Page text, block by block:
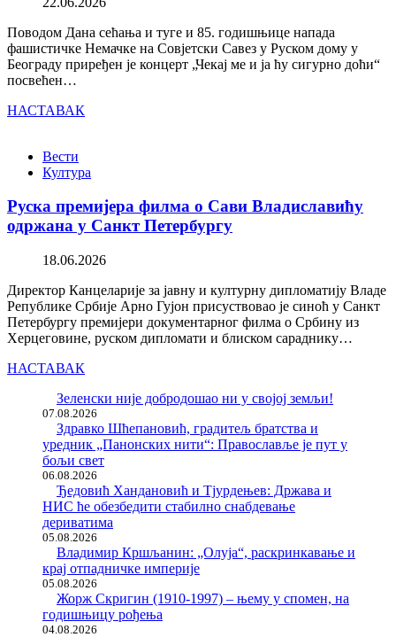
Поводом Дана сећања и туге и 85. годишњице напада
фашистичке Немачке на Совјетски Савез у Руском дому у
Београду приређен је концерт „Чекај ме и ја ћу сигурно доћи“
посвећен…
НАСТАВАК
Вести
Култура
Руска премијера филма о Сави Владиславићу
одржана у Санкт Петербургу
18.06.2026
Директор Канцеларије за јавну и културну дипломатију Владе
Републике Србије Арно Гујон присуствовао је синоћ у Санкт
Петербургу премијери документарног филма о Србину из
Херцеговине, руском дипломати и блиском сараднику…
НАСТАВАК
Зеленски није добродошао ни у својој земљи!
07.08.2026
Здравко Шћепановић, градитељ братства и
уредник „Панонских нити“: Православље је пут у
бољи свет
06.08.2026
Ђедовић Хандановић и Тјурдењев: Држава и
НИС ће обезбедити стабилно снабдевање
дериватима
05.08.2026
Владимир Кршљанин: „Олуја“, раскринкавање и
крај отпадничке империје
05.08.2026
Жорж Скригин (1910-1997) – њему у спомен, на
годишњицу рођења
04.08.2026